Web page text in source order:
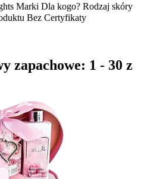
Marki Dla kogo? Rodzaj skóry
Bez Certyfikaty
zapachowe: 1 - 30 z